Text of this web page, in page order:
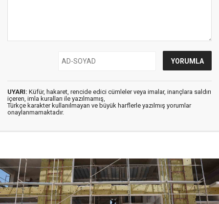
UYARI: Küfür, hakaret, rencide edici cümleler veya imalar, inançlara saldırı
içeren, imla kuralları ile yazılmamış,
Türkçe karakter kullanılmayan ve büyük harflerle yazılmış yorumlar
onaylanmamaktadır.